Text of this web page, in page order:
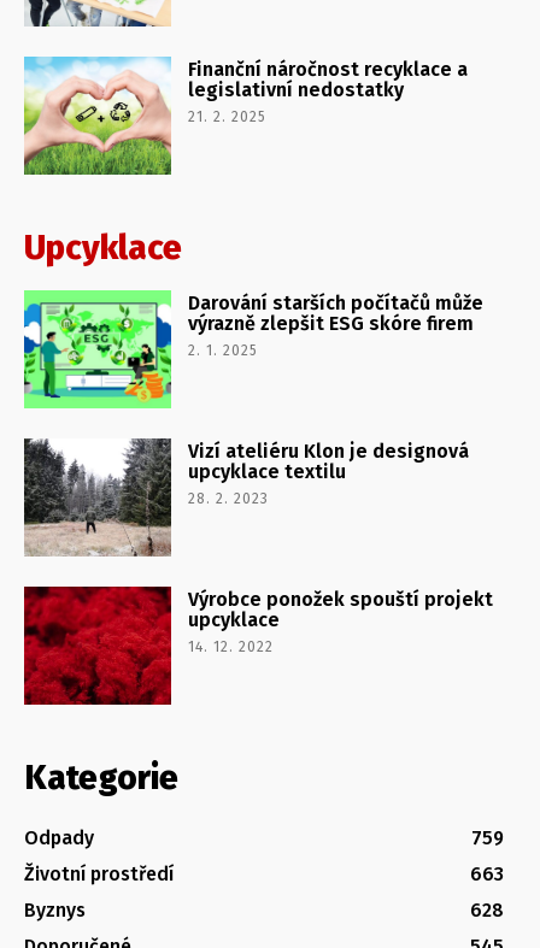
Finanční náročnost recyklace a
legislativní nedostatky
21. 2. 2025
Upcyklace
Darování starších počítačů může
výrazně zlepšit ESG skóre firem
2. 1. 2025
Vizí ateliéru Klon je designová
upcyklace textilu
28. 2. 2023
Výrobce ponožek spouští projekt
upcyklace
14. 12. 2022
Kategorie
Odpady
759
Životní prostředí
663
Byznys
628